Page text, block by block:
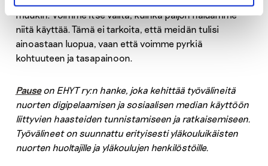
muukin. Voimme itse valita, kuinka paljon haluamme
niitä käyttää. Tämä ei tarkoita, että meidän tulisi
ainoastaan luopua, vaan että voimme pyrkiä
kohtuuteen ja tasapainoon.
Pauseon EHYT ry:n hanke, joka kehittää työvälineitä
nuorten digipelaamisen ja sosiaalisen median käyttöön
liittyvien haasteiden tunnistamiseen ja ratkaisemiseen.
Työvälineet on suunnattu erityisesti yläkouluikäisten
nuorten huoltajille ja yläkoulujen henkilöstöille.